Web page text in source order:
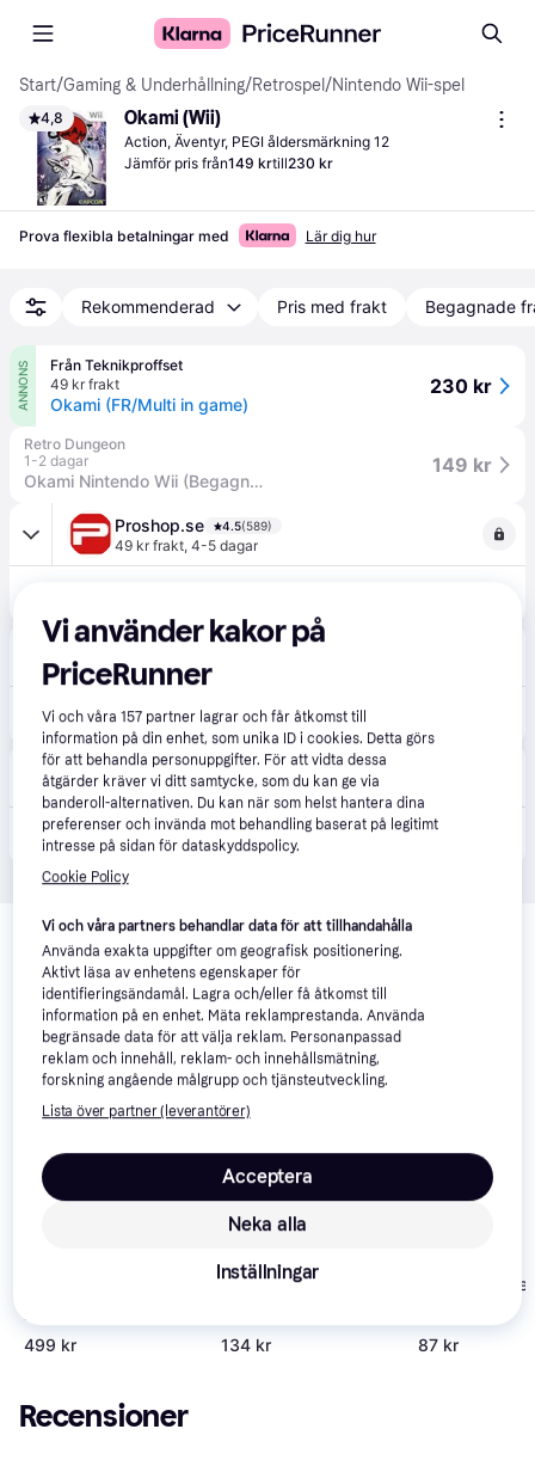
Start/Gaming & Underhållning/Retrospel /Nintendo Wii-spel
4,8 Okami (Wii)
Action, Äventyr, PEGI åldersmärkning 12
Jämför pris från149 krtill230 kr
Prova flexibla betalningar med Lär dig hur
Rekommenderad Pris med frakt Begagnade
ANNONS
Från Teknikproffset
49 kr frakt
Okami (FR/Multi in game)
230 kr
Retro Dungeon
1-2 dagar
Okami Nintendo Wii (Begagnad)
149 kr
Proshop.se 4.5(589)
49 kr frakt, 4-5 dagar
Ginza 4.8(13)
39 kr frakt
Okami (FR/Multi in game)
Teknikproffset
49 kr frakt
Okami (FR/Multi in game) 230 kr
Relaterade produkter
Vi har plockat fram ett urval av produkter som kanske skulle
intressera dig. Visa alla
Princess (Wii)
499 kr
Secret Files:
134 kr
Legend of the
87 kr
Recensioner
Vi använder kakor på
PriceRunner
Vi och våra157 partner lagrar och får åtkomst till
information på din enhet, som unika ID i cookies. Detta görs
för att behandla personuppgifter. För att vidta dessa
åtgärder kräver vi ditt samtycke, som du kan ge via
banderoll-alternativen. Du kan när som helst hantera dina
preferenser och invända mot behandling baserat på legitimt
intresse på sidan för dataskyddspolicy.
Cookie Policy
Vi och våra partners behandlar data för att tillhandahålla
Använda exakta uppgifter om geografisk positionering.
Aktivt läsa av enhetens egenskaper för
identifieringsändamål. Lagra och/eller få åtkomst till
information på en enhet. Mäta reklamprestanda. Använda
begränsade data för att välja reklam. Personanpassad
reklam och innehåll, reklam- och innehållsmätning,
forskning angående målgrupp och tjänsteutveckling.
Lista över partner (leverantörer)
Neka alla
Acceptera
Inställningar